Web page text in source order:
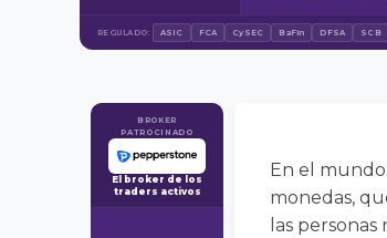
REGULADO: ASIC FCA CySEC BaFin DFSA SCB
BROKER
PATROCINADO
El broker de los
traders activos
En el
monedas,
las